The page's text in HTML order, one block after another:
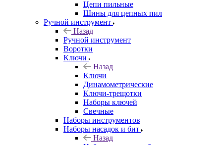
Цепи пильные
Шины для цепных пил
Ручной инструмент
Назад
Ручной инструмент
Воротки
Ключи
Назад
Ключи
Динамометрические
Ключи-трещотки
Наборы ключей
Свечные
Наборы инструментов
Наборы насадок и бит
Назад